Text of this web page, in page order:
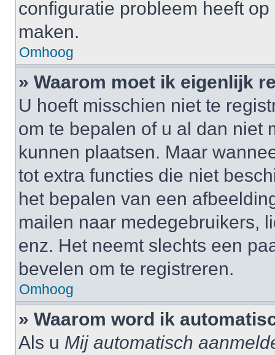
configuratie probleem heeft
maken.
Omhoog
» Waarom moet ik eigenlijk
U hoeft misschien niet te
om te bepalen of u al dan niet
kunnen plaatsen. Maar
tot extra functies die niet
het bepalen van een
mailen naar medegebruikers,
enz. Het neemt slechts een
bevelen om te registreren.
Omhoog
» Waarom word ik
Als u Mij automatisch